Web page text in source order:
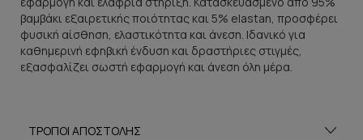
βαμβάκι εξαιρετικής ποιότητας και 5% elastan, προσφέρει
φυσική αίσθηση, ελαστικότητα και άνεση. Ιδανικό για
καθημερινή εφηβική ένδυση και δραστήριες στιγμές,
εξασφαλίζει σωστή εφαρμογή και άνεση όλη μέρα.
ΤΡΟΠΟΙ ΑΠΟΣΤΟΛΗΣ